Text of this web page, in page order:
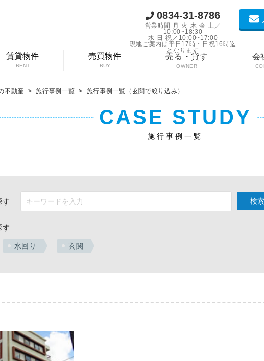
0834-31-8786
営業時間 月-火-木-金-土／
10:00~18:30
水-日-祝／10:00~17:00
現地ご案内は平日17時・日祝16時迄
となります
会
売る・貸す
OWNER
売買物件
BUY
賃貸物件
RENT
不動産 > 施行事例一覧 > 施行事例一覧（玄関で絞り込み）
CASE STUDY
施行事例一覧
す
す
水回り 玄関